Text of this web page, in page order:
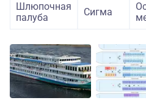
Шлюпочная
палуба
Сигма